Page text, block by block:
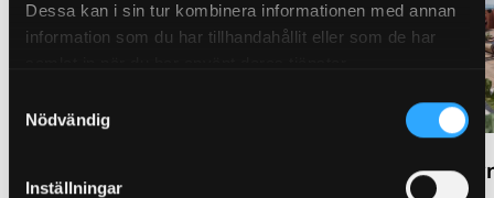
Dessa kan i sin tur kombinera informationen med annan
information som du har tillhandahållit eller som de har
Nödvändig
Inställningar
The